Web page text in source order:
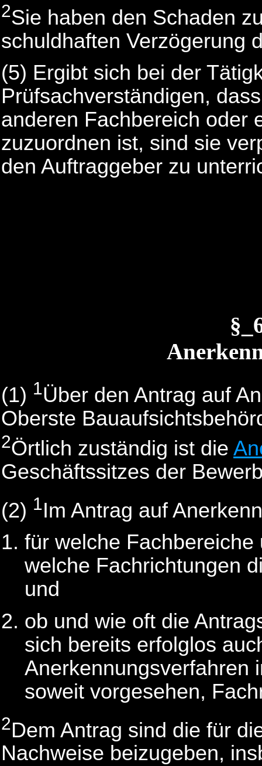
2Sie haben den Schaden
schuldhaften Verzögerung
(5) Ergibt sich bei der
Prüfsachverständigen,
anderen Fachbereich oder
zuzuordnen ist, sind sie
den Auftraggeber zu
(1) 1Über den Antrag auf
Oberste
2Örtlich zuständig ist die
Geschäftssitzes der
(2) 1Im Antrag auf
für welche
welche Fachrichtungen
und
ob und wie oft die
sich bereits erfolglos
Anerkennungsverfahren
soweit vorgesehen,
2Dem Antrag sind die für
Nachweise beizugeben,